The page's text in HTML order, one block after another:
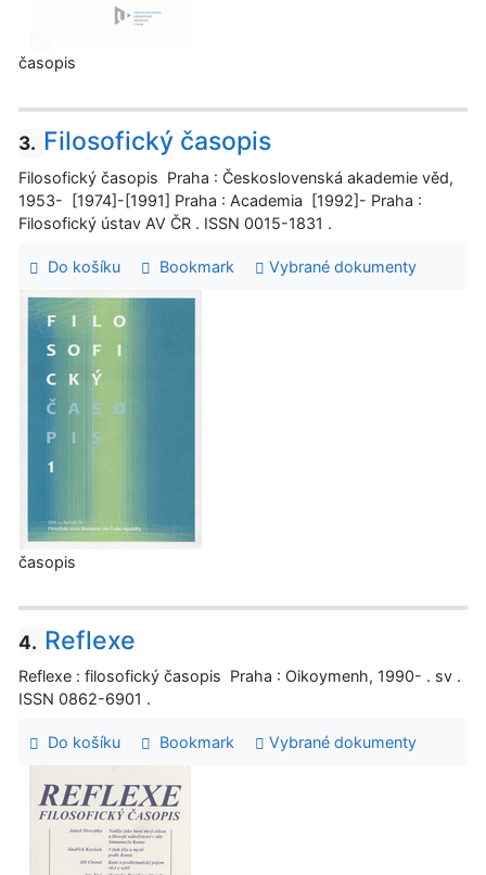
časopis
3. Filosofický časopis
Filosofický časopis Praha : Československá akademie věd,
1953- [1974]-[1991] Praha : Academia [1992]- Praha :
Filosofický ústav AV ČR . ISSN 0015-1831 .
Do košíku Bookmark Vybrané dokumenty
časopis
4. Reflexe
Reflexe : filosofický časopis Praha : Oikoymenh, 1990- . sv .
ISSN 0862-6901 .
Do košíku Bookmark Vybrané dokumenty